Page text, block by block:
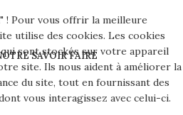
SAVOIR FAIRE
! Pour vous offrir la meilleure
utilise des cookies. Les cookies
sont stockés sur votre appareil
site. Ils nous aident à améliorer la
du site, tout en fournissant des
vous interagissez avec celui-ci.